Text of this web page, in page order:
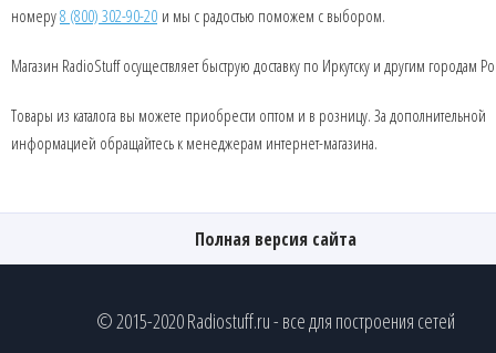
номеру8 (800) 302-90-20 и мы с радостью поможем с выбором.
Магазин RadioStuff осуществляет быструю доставку по Иркутску и другим городам
Товары из каталога вы можете приобрести оптом и в розницу. За дополнительной
информацией обращайтесь к менеджерам интернет-магазина.
Полная версия сайта
© 2015-2020 Radiostuff.ru - все для построения сетей